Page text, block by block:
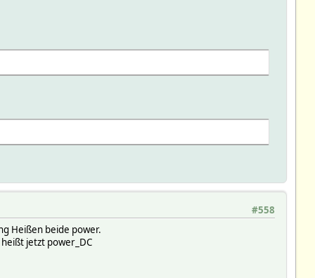
#558
Heißen beide power.
jetzt power_DC